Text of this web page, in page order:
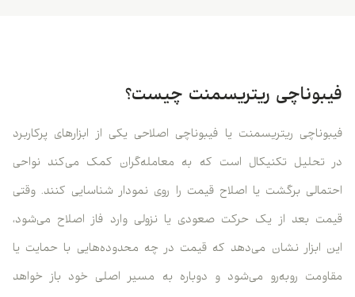
فیبوناچی ریتریسمنت چیست؟
فیبوناچی ریتریسمنت یا فیبوناچی اصلاحی یکی از ابزارهای پرکاربرد
در تحلیل تکنیکال است که به معامله‌گران کمک می‌کند نواحی
احتمالی برگشت یا اصلاح قیمت را روی نمودار شناسایی کنند. وقتی
قیمت بعد از یک حرکت صعودی یا نزولی وارد فاز اصلاح می‌شود،
این ابزار نشان می‌دهد که قیمت در چه محدوده‌هایی با حمایت یا
مقاومت روبه‌رو می‌شود و دوباره به مسیر اصلی خود باز خواهد